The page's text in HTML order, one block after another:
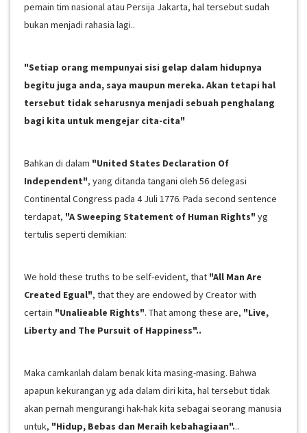
pemain tim nasional atau Persija Jakarta, hal tersebut sudah
bukan menjadi rahasia lagi..
"Setiap orang mempunyai sisi gelap dalam hidupnya
begitu juga anda, saya maupun mereka. Akan tetapi hal
tersebut tidak seharusnya menjadi sebuah penghalang
bagi kita untuk mengejar cita-cita"
Bahkan di dalam "United States Declaration Of
Independent", yang ditanda tangani oleh 56 delegasi
Continental Congress pada 4 Juli 1776. Pada second sentence
terdapat, "A Sweeping Statement of Human Rights" yg
tertulis seperti demikian:
We hold these truths to be self-evident, that "All Man Are
Created Egual", that they are endowed by Creator with
certain "Unalieable Rights". That among these are, "Live,
Liberty and The Pursuit of Happiness"..
Maka camkanlah dalam benak kita masing-masing. Bahwa
apapun kekurangan yg ada dalam diri kita, hal tersebut tidak
akan pernah mengurangi hak-hak kita sebagai seorang manusia
untuk, "Hidup, Bebas dan Meraih kebahagiaan"...